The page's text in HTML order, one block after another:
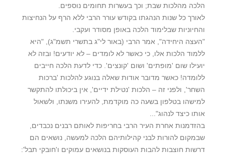
הלכה מהלכות שבת; וכך בעשרות תחומים נוספים.
לאורך כל שנות הנהגתו בקודש עורר הרבי ללא הרף על הנחיצות
והחיוניות שבלימוד הלכה באופן מסודר ועקבי.
"העצה היחידה", אמר הרבי (באור לי"ג בתשרי תשמ"ג), "היא
ללמוד הלכות אלו, כי כאשר לא לומדים – לא יודעים! ובזה לא
יועילו שום 'מופתים' ושום 'קונצים'. כדי לדעת הלכה חייבים
ללומדה! כאשר מדובר אודות שאלה בנוגע להלכות 'ברכות
השחר', ולפני זה – הלכות 'נטילת ידיים', אין ביכולתו להתקשר
למישהו בטלפון בשעה כה מוקדמת, להעירו משנתו, ולשאול
אותו כיצד לנהוג"...
בהזדמנות אחרת העיר הרבי בחריפות לאותם רבנים נכבדים,
שבמקום להורות לבני קהילותיהם הלכה למעשה, נושאים הם
דרשות חוצבות להבות העוסקות בנושאים עמוקים ו'חובקי תבל':